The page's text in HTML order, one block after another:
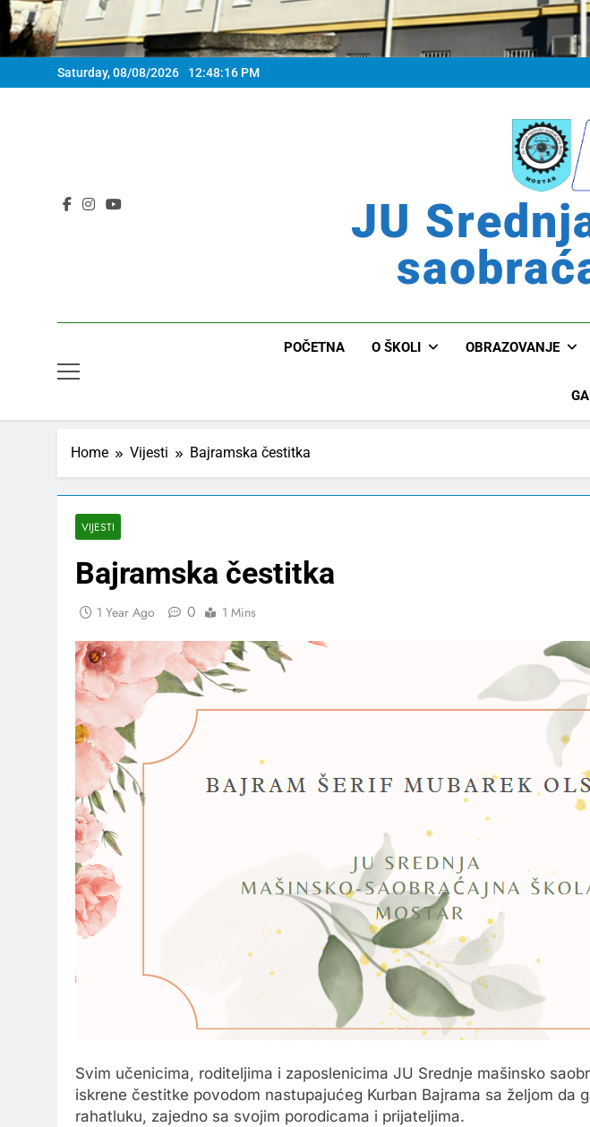
Saturday, 08/08/2026 12:48:17 PM
JU
POČETNA O ŠKOLI OBRAZOVANJE
Home Vijesti Bajramska čestitka
VIJESTI
Bajramska čestitka
1 Year Ago 0 1 Mins
Svim učenicima, roditeljima i zaposlenicima JU Srednje mašinsko
iskrene čestitke povodom nastupajućeg Kurban Bajrama sa željom da
rahatluku, zajedno sa svojim porodicama i prijateljima.